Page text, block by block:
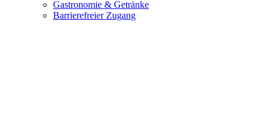
Gastronomie & Getränke
Barrierefreier Zugang